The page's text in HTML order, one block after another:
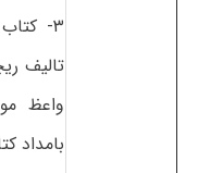
۳-
تالیف
واعظ
بامداد